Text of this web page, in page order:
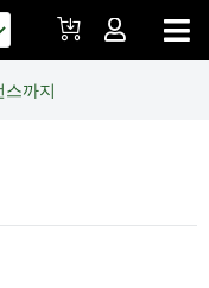
까지